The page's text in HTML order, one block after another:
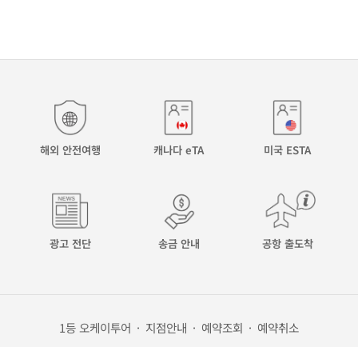
해외 안전여행 캐나다 eTA 미국 ESTA
광고 전단 송금 안내 공항 출도착
1등 오케이투어 · 지점안내 · 예약조회 · 예약취소